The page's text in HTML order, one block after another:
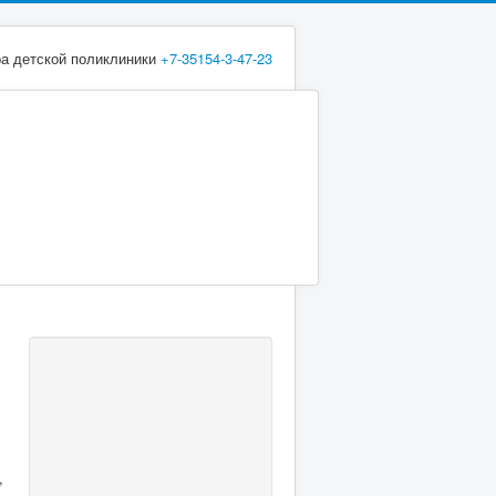
детской поликлиники +7-35154-3-47-23